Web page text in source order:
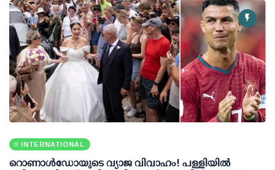
INTERNATIONAL
റൊണാള്‍ഡോയുടെ വ്യാജ വിവാഹം! പള്ളിയില്‍